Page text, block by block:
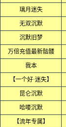
璃月迷失
无双沉默
沉默旧梦
万倍充值最新骷髅
我本
【一个好·迷失】
昆仑沉默
哈喽沉默
【流年专属】